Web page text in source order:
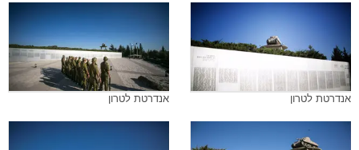
אנדרטת לטרון אנדרטת לטרון